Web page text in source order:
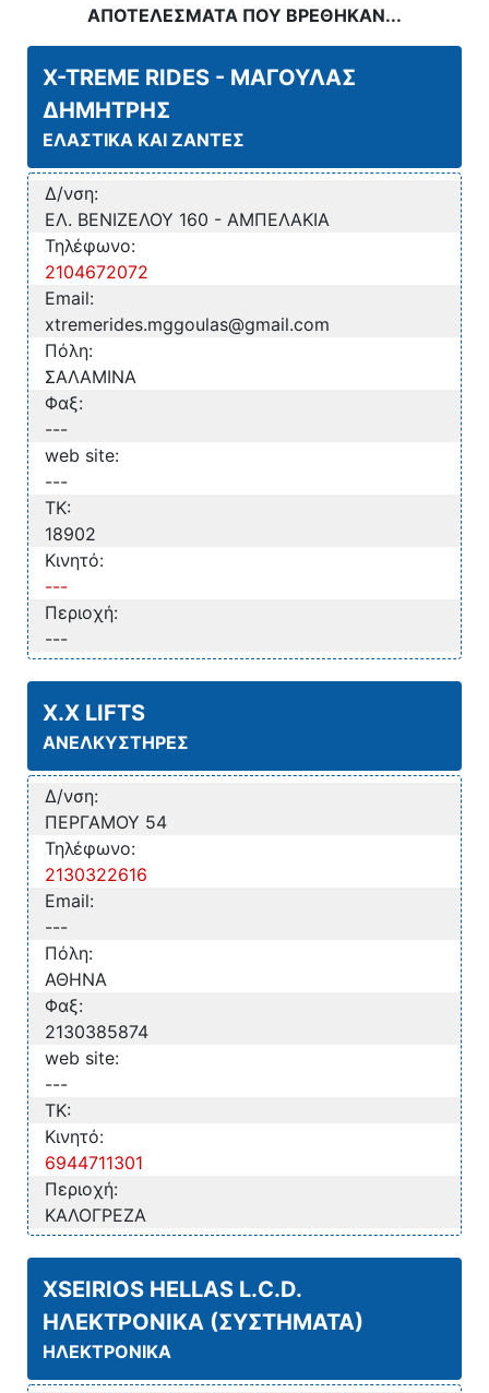
ΑΠΟΤΕΛΕΣΜΑΤΑ ΠΟΥ ΒΡΕΘΗΚΑΝ...
X-TREME RIDES - ΜΑΓΟΥΛΑΣ
ΔΗΜΗΤΡΗΣ
ΕΛΑΣΤΙΚΑ ΚΑΙ ΖΑΝΤΕΣ
Δ/νση:
ΕΛ. ΒΕΝΙΖΕΛΟΥ 160 - ΑΜΠΕΛΑΚΙΑ
Τηλέφωνο:
2104672072
Email:
xtremerides.mggoulas@gmail.com
Πόλη:
ΣΑΛΑΜΙΝΑ
Φαξ:
---
web site:
---
TK:
18902
Κινητό:
---
Περιοχή:
---
X.X LIFTS
ΑΝΕΛΚΥΣΤΗΡΕΣ
Δ/νση:
ΠΕΡΓΑΜΟΥ 54
Τηλέφωνο:
2130322616
Email:
---
Πόλη:
ΑΘΗΝΑ
Φαξ:
2130385874
web site:
---
TK:
Κινητό:
6944711301
Περιοχή:
ΚΑΛΟΓΡΕΖΑ
XSEIRIOS HELLAS L.C.D.
ΗΛΕΚΤΡΟΝΙΚΑ (ΣΥΣΤΗΜΑΤΑ)
ΗΛΕΚΤΡΟΝΙΚΑ